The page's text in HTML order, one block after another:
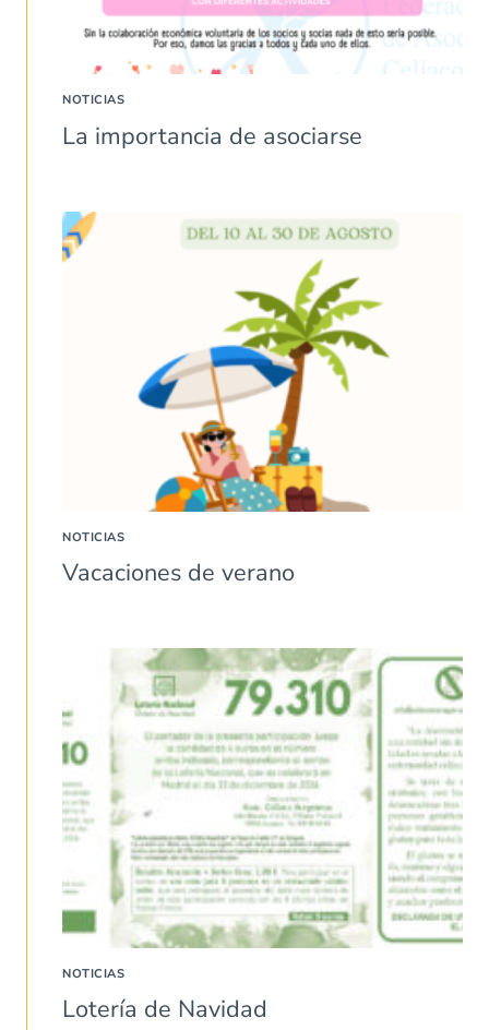
NOTICIAS
La importancia de asociarse
NOTICIAS
Vacaciones de verano
NOTICIAS
Lotería de Navidad